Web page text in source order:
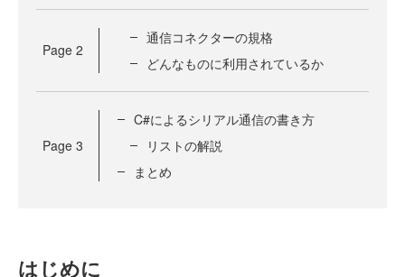
Page 2
通信コネクターの規格
どんなものに利用されているか
Page 3
C#によるシリアル通信の書き方
リストの解説
まとめ
はじめに